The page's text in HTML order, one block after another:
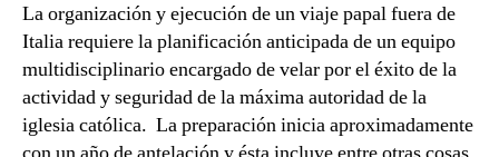
La organización y ejecución de un viaje papal fuera de
Italia requiere la planificación anticipada de un equipo
multidisciplinario encargado de velar por el éxito de la
actividad y seguridad de la máxima autoridad de la
iglesia católica. La preparación inicia aproximadamente